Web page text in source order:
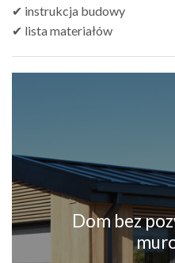
✔ instrukcja budowy
✔ lista materiałów
Dom bez